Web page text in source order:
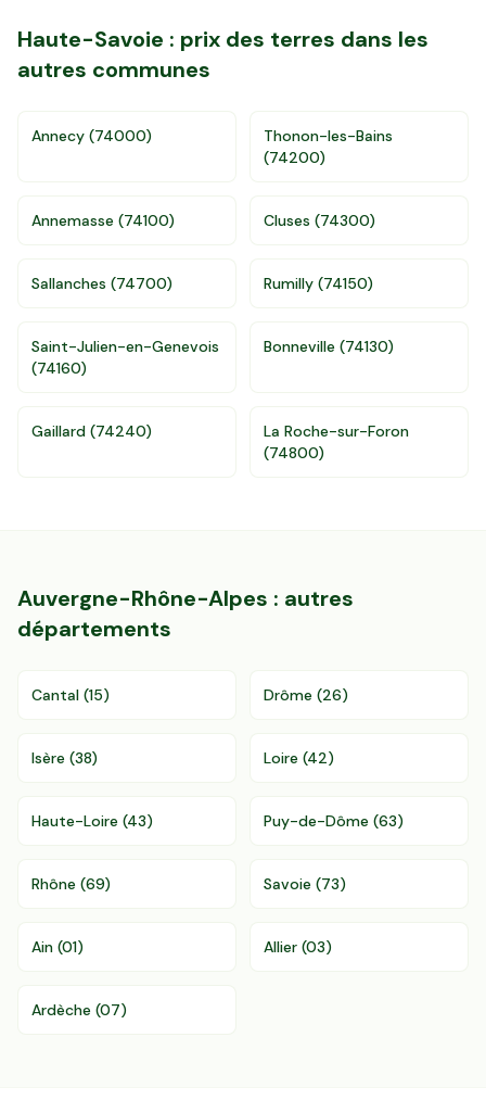
Haute-Savoie : prix des terres dans les
autres communes
Annecy (74000)
Thonon-les-Bains
(74200)
Annemasse (74100) Cluses (74300)
Sallanches (74700) Rumilly (74150)
Saint-Julien-en-Genevois
(74160)
Bonneville (74130)
Gaillard (74240)
La Roche-sur-Foron
(74800)
Auvergne-Rhône-Alpes : autres
départements
Cantal (15) Drôme (26)
Isère (38) Loire (42)
Haute-Loire (43) Puy-de-Dôme (63)
Rhône (69) Savoie (73)
Ain (01) Allier (03)
Ardèche (07)
Accès gratuit illimité
Donnees de valeurs foncières officielles
96 departements